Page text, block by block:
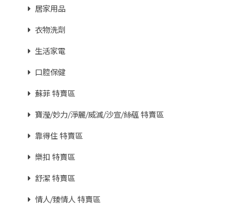
居家用品
衣物洗劑
生活家電
口腔保健
蘇菲 特賣區
寶瀅/妙力/淨麗/威滅/沙宣/絲蘊 特賣區
靠得住 特賣區
樂扣 特賣區
舒潔 特賣區
情人/臻情人 特賣區